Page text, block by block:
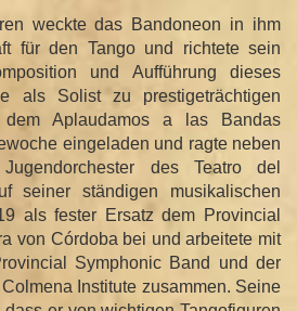
weckte das Bandoneon in ihm
für den Tango und richtete sein
und Aufführung dieses
als Solist zu prestigeträchtigen
dem Aplaudamos a las Bandas
eingeladen und ragte neben
des Teatro del
seiner ständigen musikalischen
als fester Ersatz dem Provincial
von Córdoba bei und arbeitete mit
Symphonic Band und der
Institute zusammen. Seine